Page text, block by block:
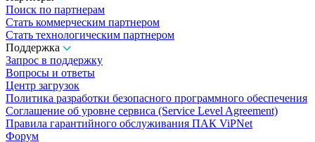
Поиск по партнерам
Стать коммерческим партнером
Стать технологическим партнером
Поддержка
Запрос в поддержку
Вопросы и ответы
Центр загрузок
Политика разработки безопасного программного обеспечения
Соглашение об уровне сервиса (Service Level Agreement)
Правила гарантийного обслуживания ПАК ViPNet
Форум